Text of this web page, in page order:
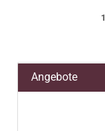
1
Angebote